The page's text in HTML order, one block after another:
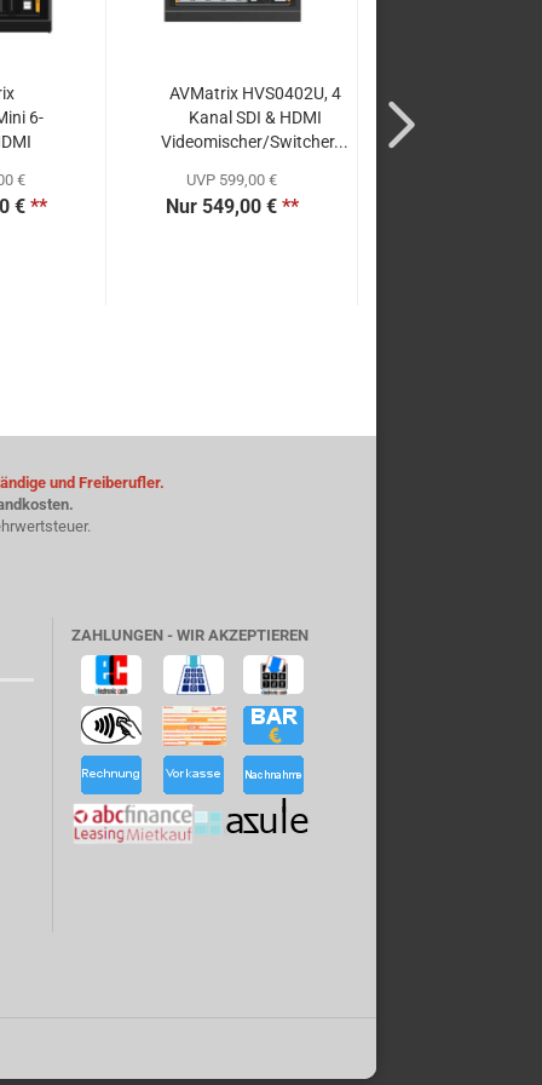
6-
€
€**
AVMatrix HVS0402U, 4
Kanal SDI & HDMI
Videomischer/Switcher...
UVP 599,00 €
Nur 549,00 €**
und Freiberufler.
ZAHLUNGEN - WIR AKZEPTIEREN